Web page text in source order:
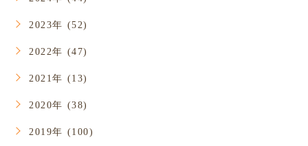
2023年 (52)
2022年 (47)
2021年 (13)
2020年 (38)
2019年 (100)